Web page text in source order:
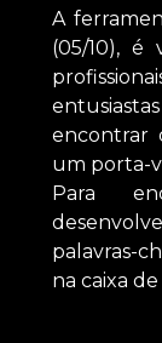
A
(05/10), é
encontrar
um porta-
Para
palavras-
na caixa